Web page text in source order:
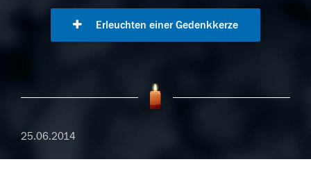
Erleuchten einer Gedenkkerze
25.06.2014